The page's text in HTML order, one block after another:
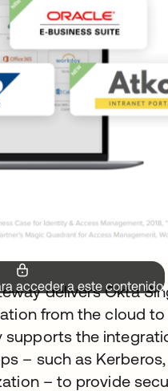
acceder a este contenido.
delivers Okta
from the cloud
supports the
– such as
– to provide